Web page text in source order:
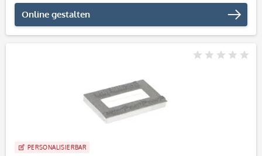
Online gestalten
PERSONALISIERBAR